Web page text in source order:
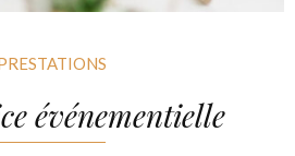
événementielle